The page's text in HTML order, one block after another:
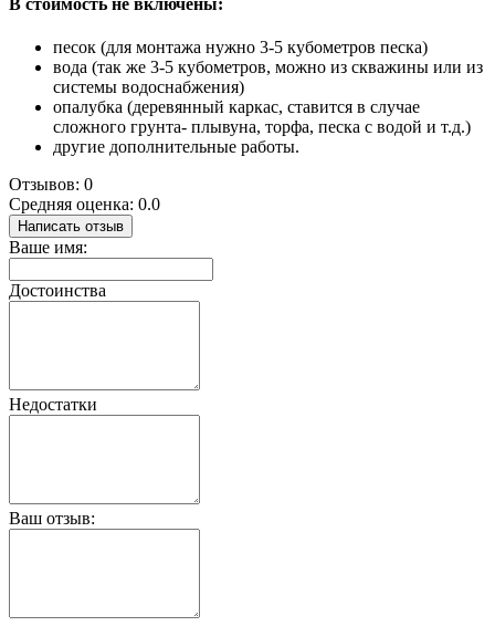
песок (для монтажа нужно 3-5 кубометров песка)
вода (так же 3-5 кубометров, можно из скважины или из
системы водоснабжения)
опалубка (деревянный каркас, ставится в случае
сложного грунта- плывуна, торфа, песка с водой и т.д.)
другие дополнительные работы.
Отзывов: 0
Средняя оценка: 0.0
Написать отзыв
Ваше имя:
Достоинства
Недостатки
Ваш отзыв: